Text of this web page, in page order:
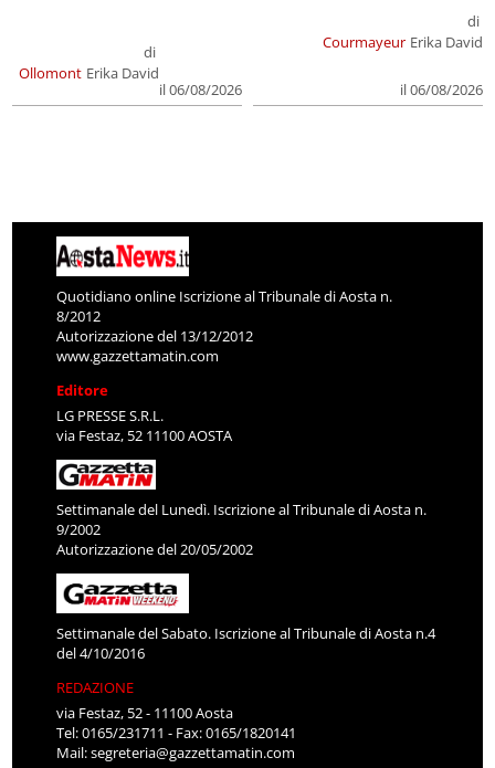
Ollomont
di
Erika David
il 06/08/2026
Courmayeur
di
Erika David
il 06/08/2026
Quotidiano online Iscrizione al Tribunale di Aosta n.
8/2012
Autorizzazione del 13/12/2012
www.gazzettamatin.com
Editore
LG PRESSE S.R.L.
via Festaz, 52 11100 AOSTA
Settimanale del Lunedì. Iscrizione al Tribunale di Aosta n.
9/2002
Autorizzazione del 20/05/2002
Settimanale del Sabato. Iscrizione al Tribunale di Aosta n.4
del 4/10/2016
REDAZIONE
via Festaz, 52 - 11100 Aosta
Tel: 0165/231711 - Fax: 0165/1820141
Mail:segreteria@gazzettamatin.com